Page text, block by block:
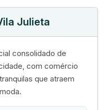
Julieta
consolidado de
com comércio
que atraem